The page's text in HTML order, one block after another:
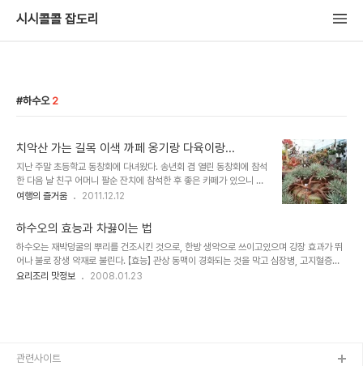
시시콜콜 잡도리
하수오 2
치악산 가는 길목 이색 까페 옹기랑 다육이랑...
지난 주말 초등학교 동창회에 다녀왔다. 송년회 겸 열린 동창회에 참석
한 다음 날 친구 어머니 팔순 잔치에 참석한 후 좋은 카페가 있으니 차
한 잔 마시러 가자는 친구의 말에 원주로 향했다. 홍천에서 중부고속도
따라 약 20여분 가다 보니 왼쪽에 '옹기랑 다육이랑'이라는 카페가 보
였다. 협소해 보이는 주차장에 차를 세우고 내리니 온갖 도자기들이 쌓
인 곳이 보이고 유리 하우스 안에 각종 화초들이 눈에 띘다. 안으로 들
어서니 모양이 각각인 다육이와 화분들이 눈길을 끈다. 난생 처음 보는
다육이들.......공기 정화식물이라서 그런지 기분이 상쾌하다. 화분 옆
여행의 즐거움 2011.12.12
하수오의 효능과 차끓이는 법
하수오는 재박덩굴의 뿌리를 건조시킨 것으로, 한방 생약으로 쓰이고있으며 강장 효과가 뛰
어나 불로 장생 약재로 불린다. 【효능】 관상 동맥이 경화되는 것을 막고 심장병, 고지혈증을
예방, 치료한다. 자양 강장 효과가 뛰어나 노인에게 매우 좋다. 【끓이는 법】 재료- 하수오
요리조리 맛정보 2008.01.23
관련사이트